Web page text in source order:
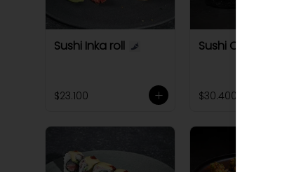
Sushi Inka roll
$23.100
Sushi Octopus roll
$30.400